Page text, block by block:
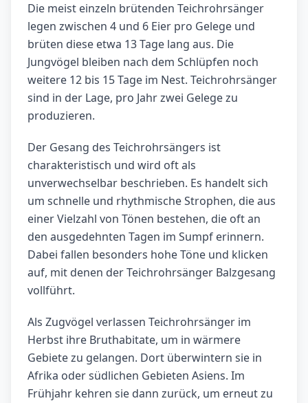
Die meist einzeln brütenden Teichrohrsänger
legen zwischen 4 und 6 Eier pro Gelege und
brüten diese etwa 13 Tage lang aus. Die
Jungvögel bleiben nach dem Schlüpfen noch
weitere 12 bis 15 Tage im Nest. Teichrohrsänger
sind in der Lage, pro Jahr zwei Gelege zu
produzieren.
Der Gesang des Teichrohrsängers ist
charakteristisch und wird oft als
unverwechselbar beschrieben. Es handelt sich
um schnelle und rhythmische Strophen, die aus
einer Vielzahl von Tönen bestehen, die oft an
den ausgedehnten Tagen im Sumpf erinnern.
Dabei fallen besonders hohe Töne und klicken
auf, mit denen der Teichrohrsänger Balzgesang
vollführt.
Als Zugvögel verlassen Teichrohrsänger im
Herbst ihre Bruthabitate, um in wärmere
Gebiete zu gelangen. Dort überwintern sie in
Afrika oder südlichen Gebieten Asiens. Im
Frühjahr kehren sie dann zurück, um erneut zu